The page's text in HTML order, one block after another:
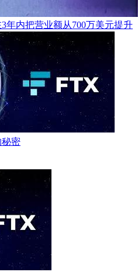
年内把营业额从700万美元提升
秘密